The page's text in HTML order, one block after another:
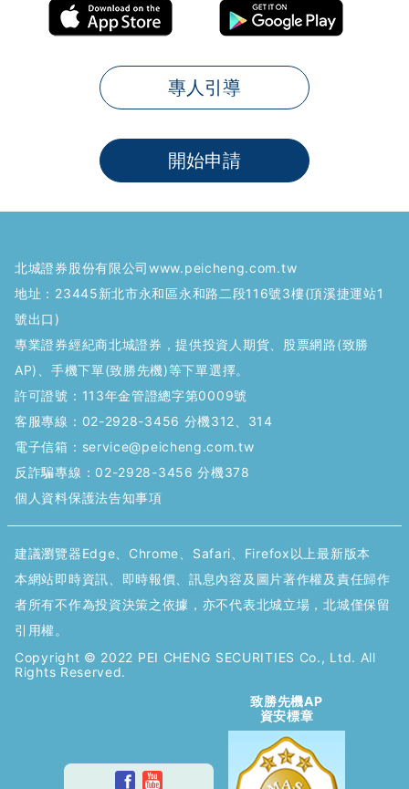
專人引導
開始申請
北城證券股份有限公司www.peicheng.com.tw
地址： 23445新北市永和區永和路二段116號3樓(頂溪捷運站1
號出口)
專業證券經紀商北城證券，提供投資人期貨、股票網路(致勝
AP)、手機下單(致勝先機)等下單選擇。
許可證號：113年金管證總字第0009號
客服專線： 02-2928-3456 分機312、314
電子信箱： service@peicheng.com.tw
反詐騙專線： 02-2928-3456 分機378
個人資料保護法告知事項
建議瀏覽器Edge、Chrome、Safari、Firefox以上最新版本
本網站即時資訊、即時報價、訊息內容及圖片著作權及責任歸作
者所有不作為投資決策之依據，亦不代表北城立場，北城僅保留
引用權。
Copyright © 2022 PEI CHENG SECURITIES Co., Ltd. All
Rights Reserved.
致勝先機AP
資安標章